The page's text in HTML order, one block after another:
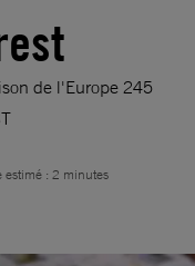
de l'Europe 245
estimé : 2 minutes